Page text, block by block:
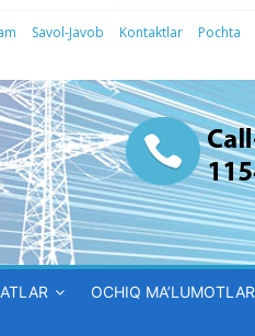
Savol-Javob Kontaktlar Pochta
OCHIQ MA’LUMOTLAR